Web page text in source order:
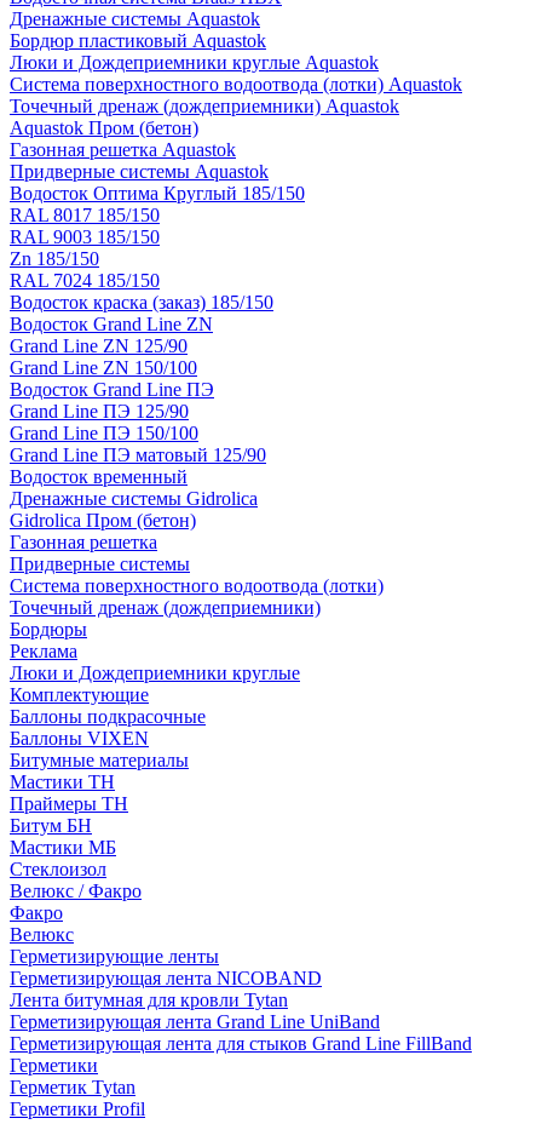
Дренажные системы Aquastok
Бордюр пластиковый Aquastok
Люки и Дождеприемники круглые Aquastok
Система поверхностного водоотвода (лотки) Aquastok
Точечный дренаж (дождеприемники) Aquastok
Aquastok Пром (бетон)
Газонная решетка Aquastok
Придверные системы Aquastok
Водосток Оптима Круглый 185/150
RAL 8017 185/150
RAL 9003 185/150
Zn 185/150
RAL 7024 185/150
Водосток краска (заказ) 185/150
Водосток Grand Line ZN
Grand Line ZN 125/90
Grand Line ZN 150/100
Водосток Grand Line ПЭ
Grand Line ПЭ 125/90
Grand Line ПЭ 150/100
Grand Line ПЭ матовый 125/90
Водосток временный
Дренажные системы Gidrolica
Gidrolica Пром (бетон)
Газонная решетка
Придверные системы
Система поверхностного водоотвода (лотки)
Точечный дренаж (дождеприемники)
Бордюры
Рекламa
Люки и Дождеприемники круглые
Комплектующие
Баллоны подкрасочные
Баллоны VIXEN
Битумные материалы
Мастики ТН
Праймеры ТН
Битум БН
Мастики МБ
Стеклоизол
Велюкс / Факро
Факро
Велюкс
Герметизирующие ленты
Герметизирующая лента NICOBAND
Лента битумная для кровли Tytan
Герметизирующая лента Grand Line UniBand
Герметизирующая лента для стыков Grand Line FillBand
Герметики
Герметик Tytan
Герметики Profil